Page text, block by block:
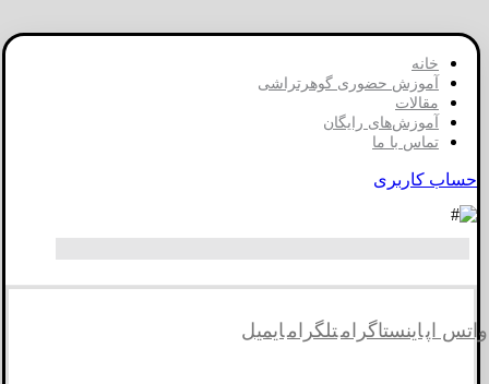
خانه
آموزش حضوری گوهرتراشی
مقالات
آموزش‌های رایگان
تماس با ما
حساب کاربری
واتس اپاینستاگرامتلگرامایمیل